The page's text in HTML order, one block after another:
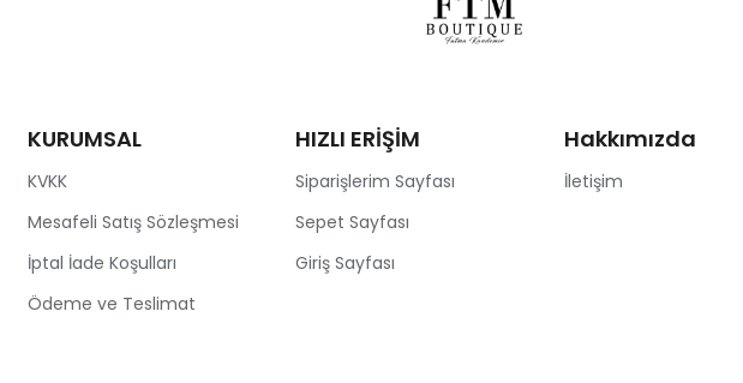
KURUMSAL
KVKK
Mesafeli Satış Sözleşmesi
İptal İade Koşulları
Ödeme ve Teslimat
HIZLI ERİŞİM
Siparişlerim Sayfası
Sepet Sayfası
Giriş Sayfası
Hakkımızda
İletişim